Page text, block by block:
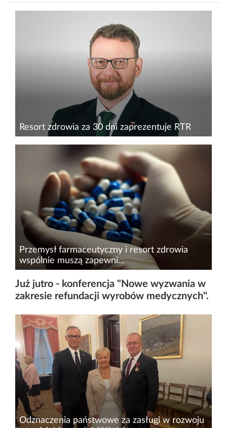
Resort zdrowia za 30 dni zaprezentuje RTR
Z satysfakcją przyjmujemy zapowiedź Ministra
Zdrowia Łukasza Szumowskiego, który
zadeklarował w wywiadzie dla portalu
www.politykazdrowotna.com, że w ciągu 30 dni
powinna się rozstrzygnąć forma...
Przemysł farmaceutyczny i resort zdrowia
wspólnie muszą zapewni...
Ministerstwo Zdrowia wspólnie z krajowymi
producentami leków pracuje nad
zabezpieczeniem dostępu polskich pacjentów
do niezbędnych leków. Sektor farmaceutyczny
zobowiązał się do priorytetowego...
Już jutro - konferencja "Nowe wyzwania w
zakresie refundacji wyrobów medycznych".
Odznaczenia państwowe za zasługi w rozwoju